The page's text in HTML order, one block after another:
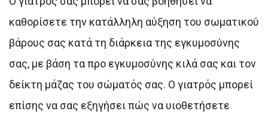
καθορίσετε την κατάλληλη αύξηση του σωματικού
βάρους σας κατά τη διάρκεια της εγκυμοσύνης
σας, με βάση τα προ εγκυμοσύνης κιλά σας και τον
δείκτη μάζας του σώματός σας. Ο γιατρός μπορεί
επίσης να σας εξηγήσει πώς να υιοθετήσετε